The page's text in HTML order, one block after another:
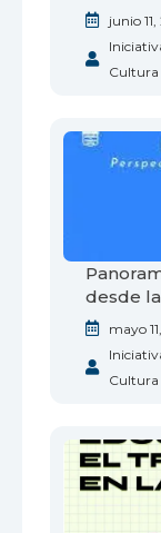
junio
Cultura
desde
mayo
Cultura